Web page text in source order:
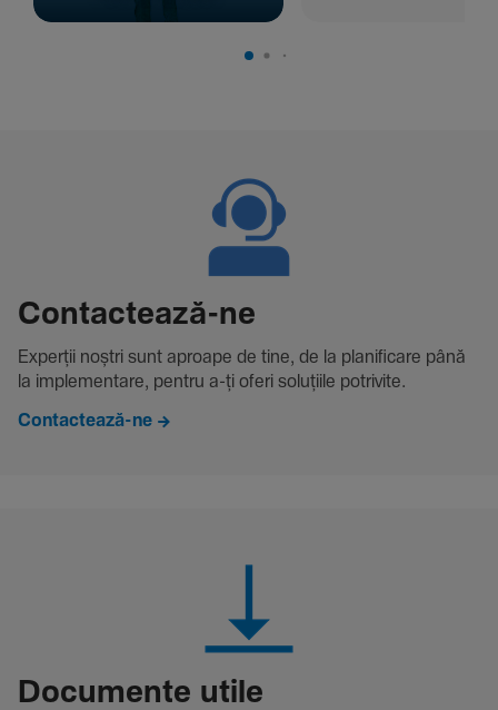
Contac­tează-ne
Experții noștri sunt aproape de tine, de la plani­fi­care până
la imple­men­tare, pentru a-ți oferi solu­țiile potri­vite.
Contactează-ne
Docu­mente utile